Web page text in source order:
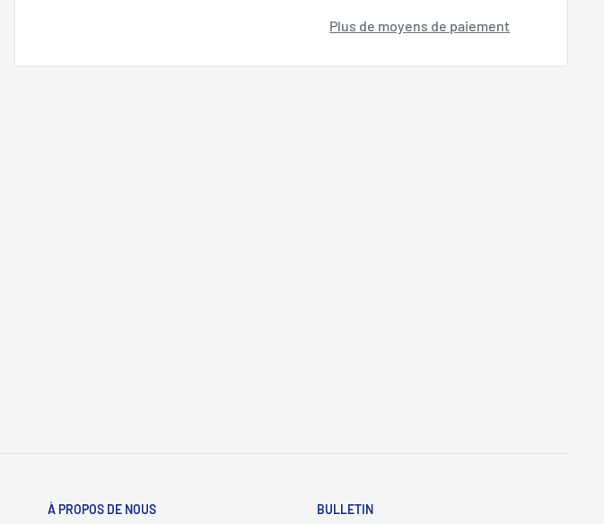
Plus de moyens de paiement
À PROPOS DE NOUS BULLETIN